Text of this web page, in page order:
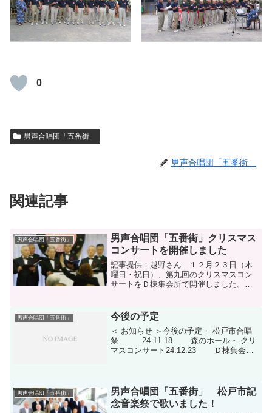
0
男声合唱団「五番街」
男声合唱団「五番街」
関連記事
男声合唱団「五番街」
男声合唱団「五番街」クリスマス
コンサートを開催しました
記事提供：越野さん １２月２３日（木
曜日・祝日）、第九回のクリスマスコン
サートをＤ棟集会所で開催しました。
聴いていただこうと猛練習に励んできま
した。 曲目は、１１月の...
男声合唱団「五番街」 今後の予定
＜ お知らせ ＞今後の予定・ 松戸市合唱
祭 24.11.18 森のホール・ クリ
マスコンサート24.12.23 Ｄ棟集会所
男声合唱団「五番街」
男声合唱団「五番街」 松戸市記
念音楽祭で歌いました！